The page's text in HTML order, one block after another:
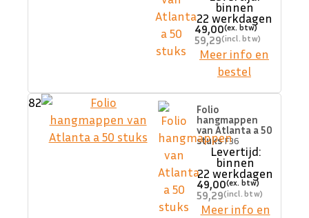
binnen
22 werkdagen
49,00
59,29
Meer info en
bestel
82
Folio
hangmappen
van Atlanta a 50
stuksF36
Levertijd:
binnen
22 werkdagen
49,00
59,29
Meer info en